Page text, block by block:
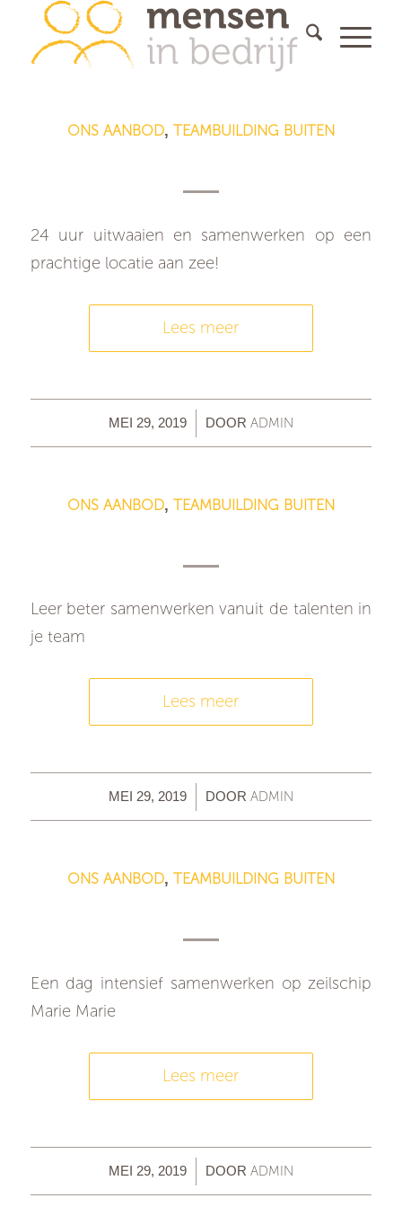
ONS AANBOD, TEAMBUILDING BUITEN
24 uur uitwaaien en samenwerken op een
prachtige locatie aan zee!
Lees meer
MEI 29, 2019
/ DOOR ADMIN
ONS AANBOD, TEAMBUILDING BUITEN
Leer beter samenwerken vanuit de talenten in
je team
Lees meer
MEI 29, 2019
/ DOOR ADMIN
ONS AANBOD, TEAMBUILDING BUITEN
Een dag intensief samenwerken op zeilschip
Marie Marie
Lees meer
MEI 29, 2019
/ DOOR ADMIN